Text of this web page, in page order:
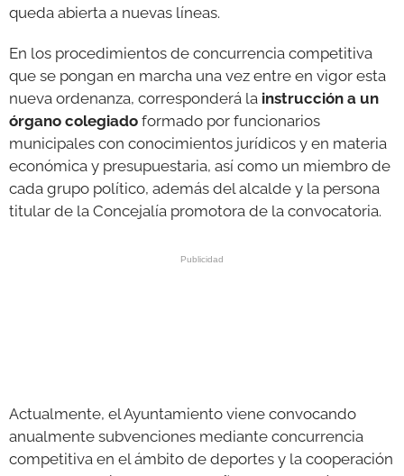
queda abierta a nuevas líneas.
En los procedimientos de concurrencia competitiva
que se pongan en marcha una vez entre en vigor esta
nueva ordenanza, corresponderá la instrucción a un
órgano colegiado formado por funcionarios
municipales con conocimientos jurídicos y en materia
económica y presupuestaria, así como un miembro de
cada grupo político, además del alcalde y la persona
titular de la Concejalía promotora de la convocatoria.
Actualmente, el Ayuntamiento viene convocando
anualmente subvenciones mediante concurrencia
competitiva en el ámbito de deportes y la cooperación